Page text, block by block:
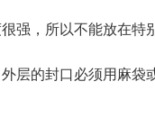
强，所以不能放在特
层的封口必须用麻